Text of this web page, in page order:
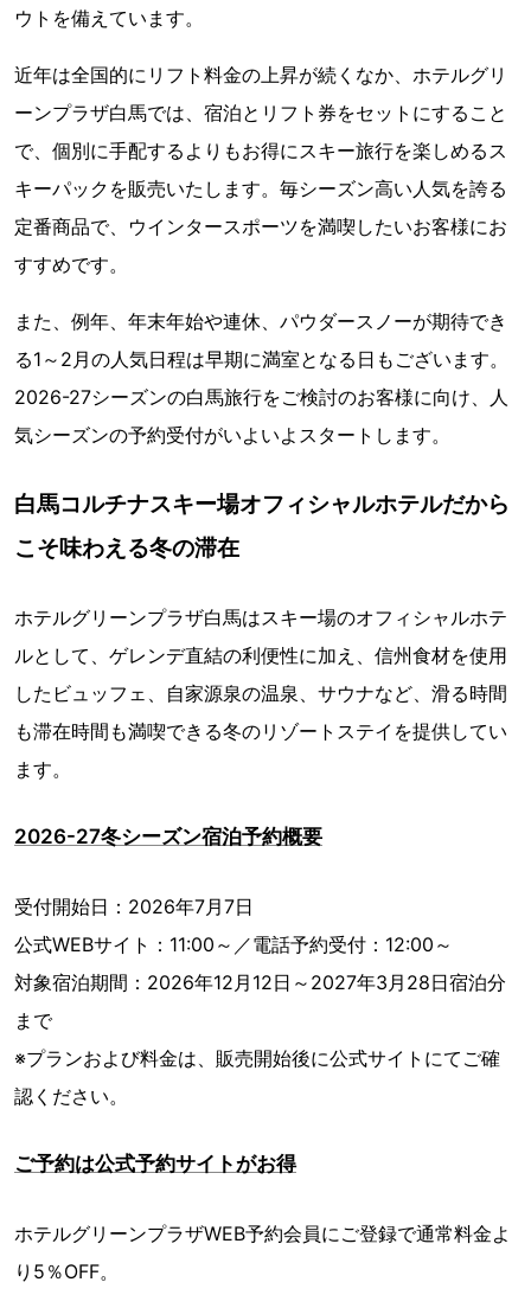
ウトを備えています。
近年は全国的にリフト料金の上昇が続くなか、ホテルグリ
ーンプラザ白馬では、宿泊とリフト券をセットにすること
で、個別に手配するよりもお得にスキー旅行を楽しめるス
キーパックを販売いたします。毎シーズン高い人気を誇る
定番商品で、ウインタースポーツを満喫したいお客様にお
すすめです。
また、例年、年末年始や連休、パウダースノーが期待でき
る1～2月の人気日程は早期に満室となる日もございます。
2026-27シーズンの白馬旅行をご検討のお客様に向け、人
気シーズンの予約受付がいよいよスタートします。
白馬コルチナスキー場オフィシャルホテルだから
こそ味わえる冬の滞在
ホテルグリーンプラザ白馬はスキー場のオフィシャルホテ
ルとして、ゲレンデ直結の利便性に加え、信州食材を使用
したビュッフェ、自家源泉の温泉、サウナなど、滑る時間
も滞在時間も満喫できる冬のリゾートステイを提供してい
ます。
2026-27冬シーズン宿泊予約概要
受付開始日：2026年7月7日
公式WEBサイト：11:00～／電話予約受付：12:00～
対象宿泊期間：2026年12月12日～2027年3月28日宿泊分
まで
※プランおよび料金は、販売開始後に公式サイトにてご確
認ください。
ご予約は公式予約サイトがお得
ホテルグリーンプラザWEB予約会員にご登録で通常料金よ
り5％OFF。